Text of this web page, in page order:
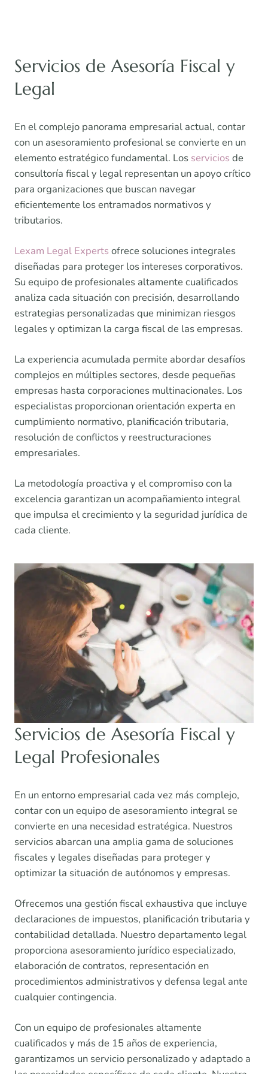
Servicios de Asesoría Fiscal y
Legal
En el complejo panorama empresarial actual, contar
con un asesoramiento profesional se convierte en un
elemento estratégico fundamental. Los servicios de
consultoría fiscal y legal representan un apoyo crítico
para organizaciones que buscan navegar
eficientemente los entramados normativos y
tributarios.
Lexam Legal Experts ofrece soluciones integrales
diseñadas para proteger los intereses corporativos.
Su equipo de profesionales altamente cualificados
analiza cada situación con precisión, desarrollando
estrategias personalizadas que minimizan riesgos
legales y optimizan la carga fiscal de las empresas.
La experiencia acumulada permite abordar desafíos
complejos en múltiples sectores, desde pequeñas
empresas hasta corporaciones multinacionales. Los
especialistas proporcionan orientación experta en
cumplimiento normativo, planificación tributaria,
resolución de conflictos y reestructuraciones
empresariales.
La metodología proactiva y el compromiso con la
excelencia garantizan un acompañamiento integral
que impulsa el crecimiento y la seguridad jurídica de
cada cliente.
Servicios de Asesoría Fiscal y
Legal Profesionales
En un entorno empresarial cada vez más complejo,
contar con un equipo de asesoramiento integral se
convierte en una necesidad estratégica. Nuestros
servicios abarcan una amplia gama de soluciones
fiscales y legales diseñadas para proteger y
optimizar la situación de autónomos y empresas.
Ofrecemos una gestión fiscal exhaustiva que incluye
declaraciones de impuestos, planificación tributaria y
contabilidad detallada. Nuestro departamento legal
proporciona asesoramiento jurídico especializado,
elaboración de contratos, representación en
procedimientos administrativos y defensa legal ante
cualquier contingencia.
Con un equipo de profesionales altamente
cualificados y más de 15 años de experiencia,
garantizamos un servicio personalizado y adaptado a